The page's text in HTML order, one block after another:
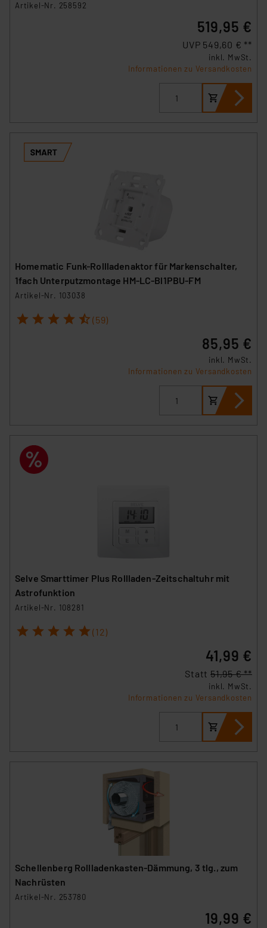
Artikel-Nr. 258592
519,95 €
UVP 549,60 € **
inkl. MwSt.
Informationen zu Versandkosten
Homematic Funk-Rollladenaktor für Markenschalter,
1fach Unterputzmontage HM-LC-Bl1PBU-FM
Artikel-Nr. 103038
1 2 3 4 5 (59)
85,95 €
inkl. MwSt.
Informationen zu Versandkosten
Selve Smarttimer Plus Rollladen-Zeitschaltuhr mit
Astrofunktion
Artikel-Nr. 108281
1 2 3 4 5 (12)
41,99 €
Statt 51,95 € **
inkl. MwSt.
Informationen zu Versandkosten
Schellenberg Rollladenkasten-Dämmung, 3 tlg., zum
Nachrüsten
Artikel-Nr. 253780
19,99 €